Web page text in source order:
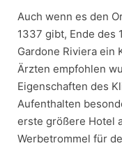
Auch wenn es den
1337 gibt, Ende des
Gardone Riviera ein
Ärzten empfohlen
Eigenschaften des
Aufenthalten
erste größere Hotel
Werbetrommel für